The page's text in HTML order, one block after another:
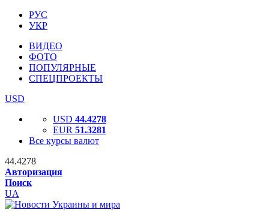
РУС
УКР
ВИДЕО
ФОТО
ПОПУЛЯРНЫЕ
СПЕЦПРОЕКТЫ
USD
USD 44.4278
EUR 51.3281
Все курсы валют
44.4278
Авторизация
Поиск
UA